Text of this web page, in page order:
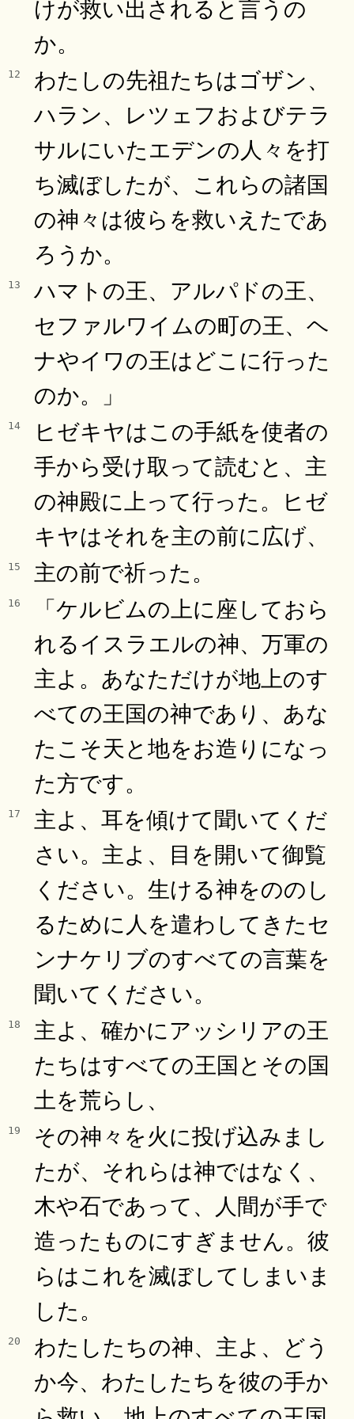
けが救い出されると言うの
か。
12
わたしの先祖たちはゴザン、
ハラン、レツェフおよびテラ
サルにいたエデンの人々を打
ち滅ぼしたが、これらの諸国
の神々は彼らを救いえたであ
ろうか。
13
ハマトの王、アルパドの王、
セファルワイムの町の王、ヘ
ナやイワの王はどこに行った
のか。」
14
ヒゼキヤはこの手紙を使者の
手から受け取って読むと、主
の神殿に上って行った。ヒゼ
キヤはそれを主の前に広げ、
15 主の前で祈った。
16
「ケルビムの上に座しておら
れるイスラエルの神、万軍の
主よ。あなただけが地上のす
べての王国の神であり、あな
たこそ天と地をお造りになっ
た方です。
17
主よ、耳を傾けて聞いてくだ
さい。主よ、目を開いて御覧
ください。生ける神をののし
るために人を遣わしてきたセ
ンナケリブのすべての言葉を
聞いてください。
18
主よ、確かにアッシリアの王
たちはすべての王国とその国
土を荒らし、
19
その神々を火に投げ込みまし
たが、それらは神ではなく、
木や石であって、人間が手で
造ったものにすぎません。彼
らはこれを滅ぼしてしまいま
した。
20
わたしたちの神、主よ、どう
か今、わたしたちを彼の手か